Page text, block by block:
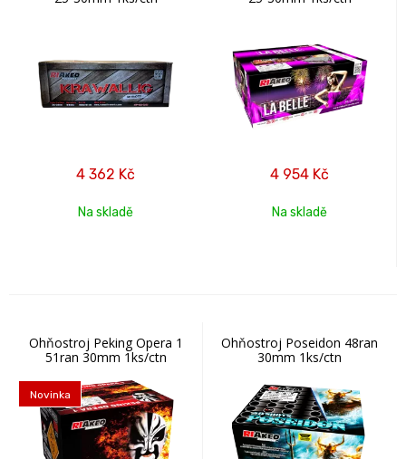
4 362 Kč
Na skladě
4 954 Kč
Na skladě
Ohňostroj Peking Opera 1
51ran 30mm 1ks/ctn
Novinka
Ohňostroj Poseidon 48ran
30mm 1ks/ctn